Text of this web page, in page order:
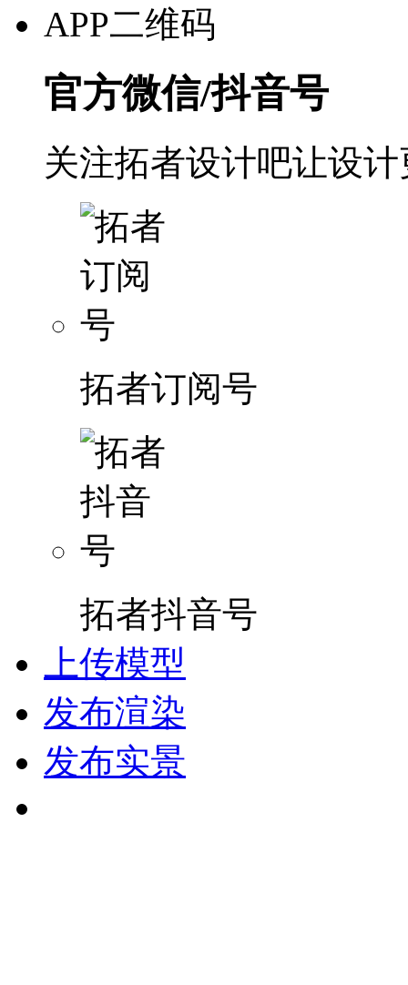
APP二维码
官方微信/抖音号
关注拓者设计吧让设
拓者订阅号
拓者抖音号
上传模型
发布渲染
发布实景